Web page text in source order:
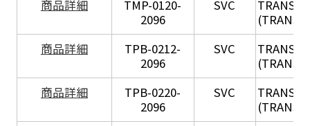
商品詳細
TMP-0120-
2096
SVC TRANSIL
商品詳細
TPB-0212-
2096
SVC TRANSIL
商品詳細
TPB-0220-
2096
SVC TRANSIL